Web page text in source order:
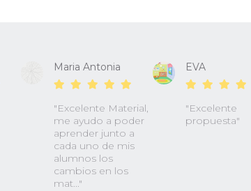
Maria Antonia
"Excelente Material,
me ayudo a poder
aprender junto a
cada uno de mis
alumnos los
cambios en los
mat..."
EVA
"Excelente
propuesta"